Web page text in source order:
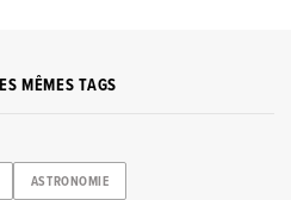
MÊMES TAGS
ASTRONOMIE